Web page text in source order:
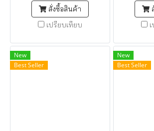
สั่งซื้อสินค้า
เปรียบเทียบ
New
Best Seller
New
Best Seller